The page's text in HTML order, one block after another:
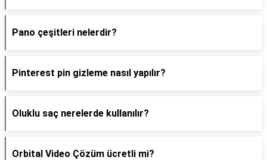
Pano çeşitleri nelerdir?
Pinterest pin gizleme nasıl yapılır?
Oluklu saç nerelerde kullanılır?
Orbital Video Çözüm ücretli mi?